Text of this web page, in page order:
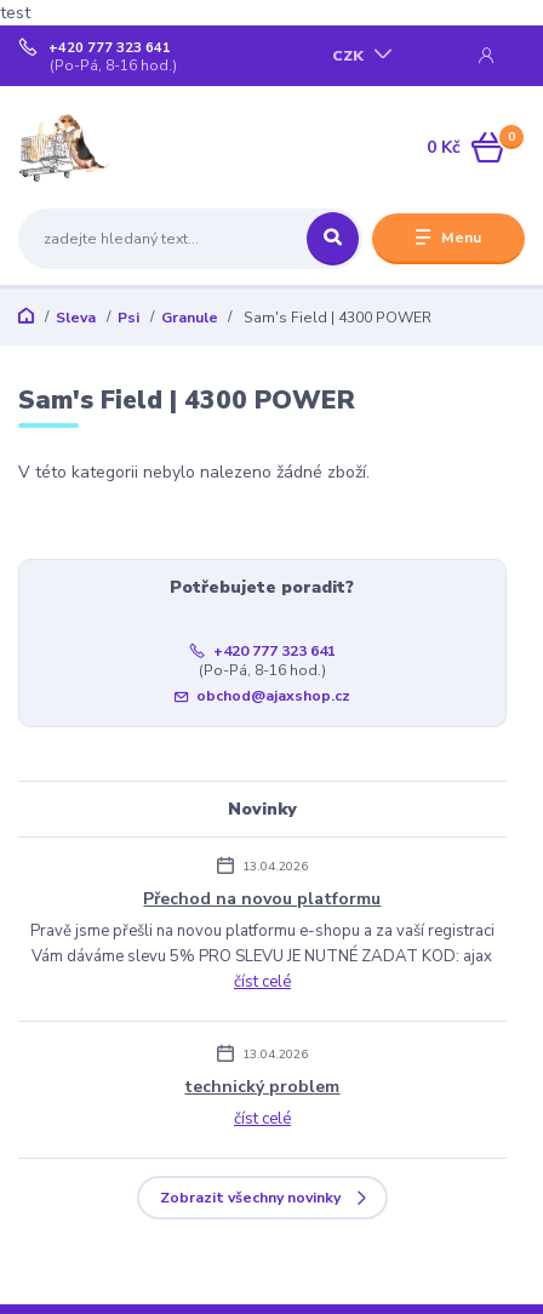
test
Menu
CZK
+420 777 323 641
(Po-Pá, 8-16 hod.)
0
0 Kč
Sleva Psi Granule Sam's Field | 4300 POWER
Sam's Field | 4300 POWER
V této kategorii nebylo nalezeno žádné zboží.
Potřebujete poradit?
+420 777 323 641
(Po-Pá, 8-16 hod.)
obchod@ajaxshop.cz
Novinky
13.04.2026
Přechod na novou platformu
Pravě jsme přešli na novou platformu e-shopu a za vaší registraci
Vám dáváme slevu 5% PRO SLEVU JE NUTNÉ ZADAT KOD: ajax
číst celé
13.04.2026
technický problem
číst celé
Zobrazit všechny novinky